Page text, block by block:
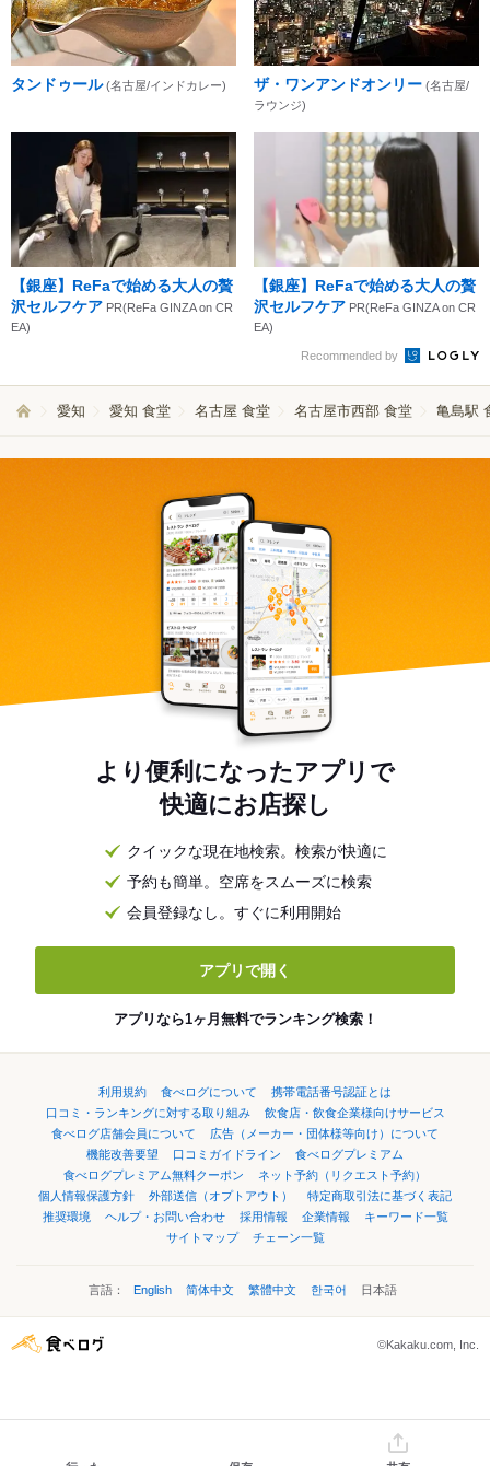
タンドゥール (名古屋/インドカレー) ザ・ワンアンドオンリー (名古屋/
ラウンジ)
【銀座】ReFaで始める大人の贅
沢セルフケア PR(ReFa GINZA on CR
EA)
【銀座】ReFaで始める大人の贅
沢セルフケア PR(ReFa GINZA on CR
EA)
Recommended by
愛知 愛知 食堂 名古屋 食堂 名古屋市西部 食堂 亀島駅
より便利になったアプリで
快適にお店探し
クイックな現在地検索。検索が快適に
予約も簡単。空席をスムーズに検索
会員登録なし。すぐに利用開始
アプリで開く
アプリなら1ヶ月無料でランキング検索！
利用規約 食べログについて
携帯電話番号認証とは
口コミ・ランキングに対する取り組み
飲食店・飲食企業様向けサービス
食べログ店舗会員について
広告（メーカー・団体様等向け）について
機能改善要望
口コミガイドライン
食べログプレミアム
食べログプレミアム無料クーポン
ネット予約（リクエスト予約）
個人情報保護方針
外部送信（オプトアウト）
特定商取引法に基づく表記
推奨環境
ヘルプ・お問い合わせ 採用情報 企業情報
キーワード一覧
サイトマップ
チェーン一覧
言語： English 简体中文 繁體中文 한국어 日本語
©Kakaku.com, Inc.